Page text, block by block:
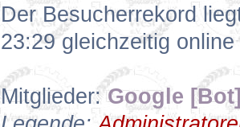
Der Besucherrekord
23:29 gleichzeitig
Mitglieder:Google